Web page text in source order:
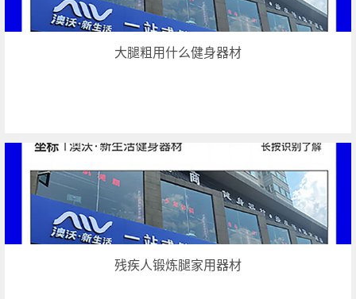
大腿粗用什么健身器材
残疾人锻炼腿家用器材